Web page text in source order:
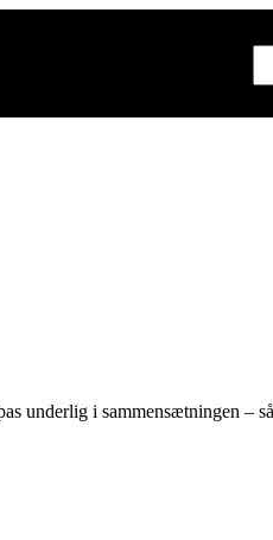
underlig i sammensætningen –